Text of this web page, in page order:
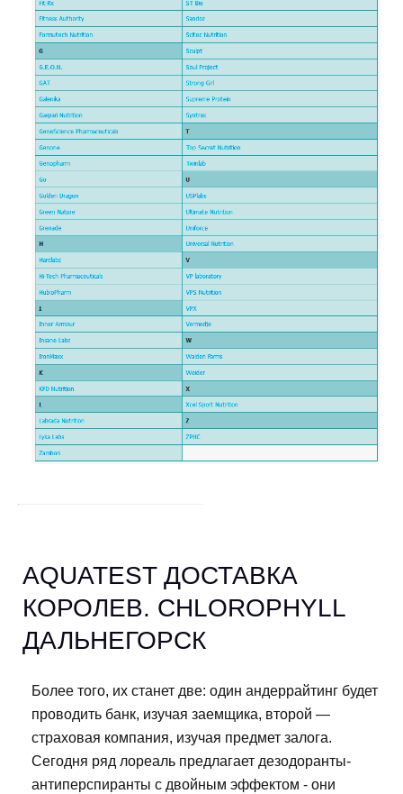
AQUATEST ДОСТАВКА
КОРОЛЕВ. CHLOROPHYLL
ДАЛЬНЕГОРСК
Более того, их станет две: один андеррайтинг будет
проводить банк, изучая заемщика, второй —
страховая компания, изучая предмет залога.
Сегодня ряд лореаль предлагает дезодоранты-
антиперспиранты с двойным эффектом - они